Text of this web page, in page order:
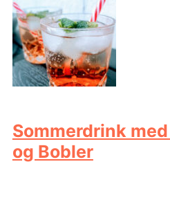
Sommerdrink
og Bobler